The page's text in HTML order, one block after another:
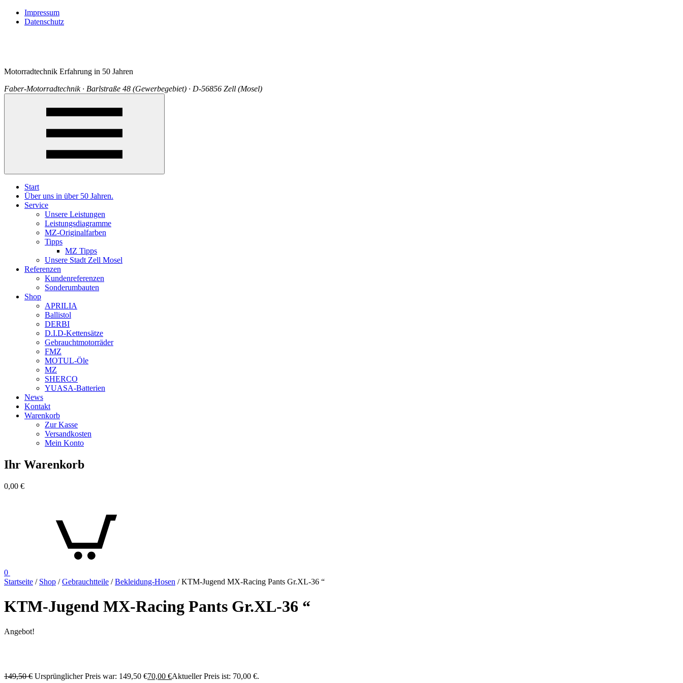
Impressum
Datenschutz
Motorradtechnik Erfahrung in 50 Jahren
Faber-Motorradtechnik · Barlstraße 48 (Gewerbegebiet) · D-56856 Zell (Mosel)
Start
Über uns in über 50 Jahren.
Service
Unsere Leistungen
Leistungsdiagramme
MZ-Originalfarben
Tipps
MZ Tipps
Unsere Stadt Zell Mosel
Referenzen
Kundenreferenzen
Sonderumbauten
Shop
APRILIA
Ballistol
DERBI
D.I.D-Kettensätze
Gebrauchtmotorräder
FMZ
MOTUL-Öle
MZ
SHERCO
YUASA-Batterien
News
Kontakt
Warenkorb
Zur Kasse
Versandkosten
Mein Konto
Ihr Warenkorb
0,00 €
0
Startseite / Shop /Gebrauchtteile /Bekleidung-Hosen / KTM-Jugend MX-Racing Pants Gr.XL-36 “
KTM-Jugend MX-Racing Pants Gr.XL-36 “
Angebot!
149,50€ Ursprünglicher Preis war: 149,50 €70,00 €Aktueller Preis ist: 70,00 €.